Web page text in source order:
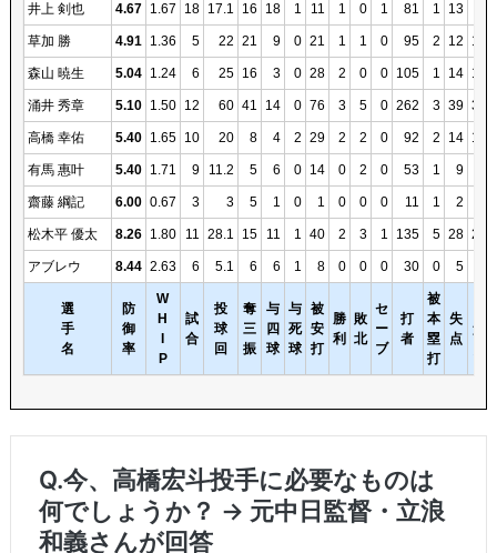
井上 剣也 4.67 1.67 18 17.1 16 18 1 11 1 0 1 81 1 13
草加 勝 4.91 1.36 5 22 21 9 0 21 1 1 0 95 2 12 12
森山 暁生 5.04 1.24 6 25 16 3 0 28 2 0 0 105 1 14 14
涌井 秀章 5.10 1.50 12 60 41 14 0 76 3 5 0 262 3 39 34
高橋 幸佑 5.40 1.65 10 20 8 4 2 29 2 2 0 92 2 14 12
有馬 惠叶 5.40 1.71 9 11.2 5 6 0 14 0 2 0 53 1 9
齋藤 綱記 6.00 0.67 3 3 5 1 0 1 0 0 0 11 1 2
松木平 優太 8.26 1.80 11 28.1 15 11 1 40 2 3 1 135 5 28 26
アブレウ 8.44 2.63 6 5.1 6 6 1 8 0 0 0 30 0 5
選
手
名
防
御
率
W
H
P
試
合
投
球
回
奪
三
振
与
四
球
与
死
球
被
安
打
勝
利
敗
北
セ
ー
ブ
打
者
被
本
塁
打
失
点
責